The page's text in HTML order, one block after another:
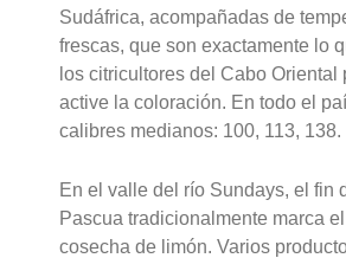
Sudáfrica, acompañadas de
frescas, que son exactamente lo
los citricultores del Cabo Oriental
active la coloración. En todo el
calibres medianos: 100, 113, 138.
En el valle del río Sundays, el fin
Pascua tradicionalmente marca
cosecha de limón. Varios